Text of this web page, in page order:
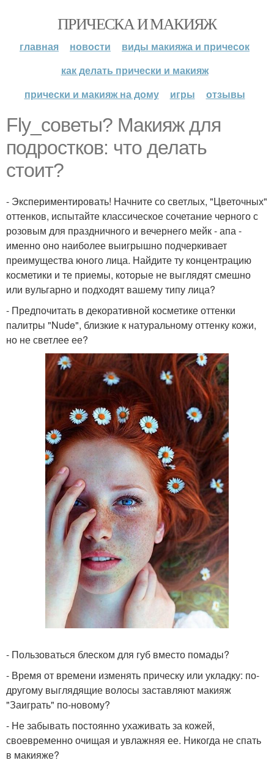
ПРИЧЕСКА И МАКИЯЖ
главная новости
виды макияжа и причесок
как делать прически и макияж
прически и макияж на дому
игры отзывы
Fly_советы? Макияж для
подростков: что делать
стоит?
- Экспериментировать! Начните со светлых, "Цветочных"
оттенков, испытайте классическое сочетание черного с
розовым для праздничного и вечернего мейк - апа -
именно оно наиболее выигрышно подчеркивает
преимущества юного лица. Найдите ту концентрацию
косметики и те приемы, которые не выглядят смешно
или вульгарно и подходят вашему типу лица?
- Предпочитать в декоративной косметике оттенки
палитры "Nude", близкие к натуральному оттенку кожи,
но не светлее ее?
- Пользоваться блеском для губ вместо помады?
- Время от времени изменять прическу или укладку: по-
другому выглядящие волосы заставляют макияж
"Заиграть" по-новому?
- Не забывать постоянно ухаживать за кожей,
своевременно очищая и увлажняя ее. Никогда не спать
в макияже?